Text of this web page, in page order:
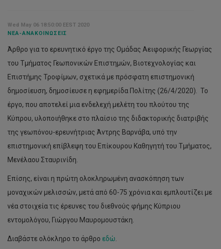
Wed May 06 18:50:00 EEST 2020
ΝΈΑ-ΑΝΑΚΟΙΝΏΣΕΙΣ
Άρθρο για το ερευνητικό έργο της Ομάδας Αειφορικής Γεωργίας
του Τμήματος Γεωπονικών Επιστημών, Βιοτεχνολογίας και
Επιστήμης Τροφίμων, σχετικά με πρόσφατη επιστημονική
δημοσίευση, δημοσίευσε η εφημερίδα Πολίτης (26/4/2020). Το
έργο, που αποτελεί μια ενδελεχή μελέτη του πλούτου της
Κύπρου, υλοποιήθηκε στο πλαίσιο της διδακτορικής διατριβής
της γεωπόνου-ερευνήτριας Άντρης Βαρνάβα, υπό την
επιστημονική επίβλεψη του Επίκουρου Καθηγητή του Τμήματος,
Μενέλαου Σταυρινίδη.
Επίσης, είναι η πρώτη ολοκληρωμένη ανασκόπηση των
μοναχικών μελισσών, μετά από 60-75 χρόνια και εμπλουτίζει με
νέα στοιχεία τις έρευνες του διεθνούς φήμης Κύπριου
εντομολόγου, Γιώργου Μαυρομουστάκη.
Διαβάστε ολόκληρο το άρθρο εδώ
Πρόσκληση
συμμετοχής
εκπαιδευτικών
στο
πλαίσιο
του
προγράμματος